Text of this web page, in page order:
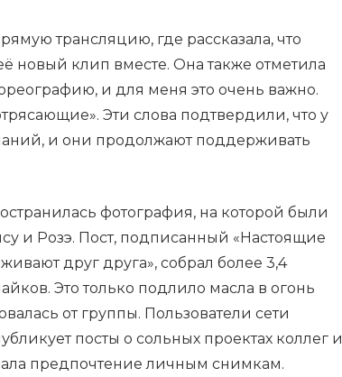
трансляцию, где рассказала, что
новый клип вместе. Она также отметила
и для меня это очень важно.
Эти слова подтвердили, что у
и они продолжают поддерживать
фотография, на которой были
и Розэ. Пост, подписанный «Настоящие
друг друга», собрал более 3,4
Это только подлило масла в огонь
от группы. Пользователи сети
посты о сольных проектах коллег и
предпочтение личным снимкам.